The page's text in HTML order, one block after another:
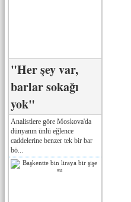
"Her şey var,
barlar sokağı
yok"
Analistlere göre Moskova'da
dünyanın ünlü eğlence
caddelerine benzer tek bir bar
bö...